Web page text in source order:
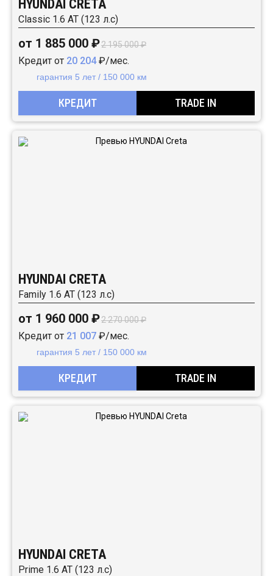
HYUNDAI CRETA
Classic 1.6 АТ (123 л.с)
от 1 885 000 ₽2 195 000 ₽
Кредит от 20 204₽/мес.
гарантия 5 лет / 150 000 км
КРЕДИТ TRADE IN
HYUNDAI CRETA
Family 1.6 АТ (123 л.с)
от 1 960 000 ₽2 270 000 ₽
Кредит от 21 007 ₽/мес.
гарантия 5 лет / 150 000 км
КРЕДИТ TRADE IN
HYUNDAI CRETA
Prime 1.6 АТ (123 л.с)